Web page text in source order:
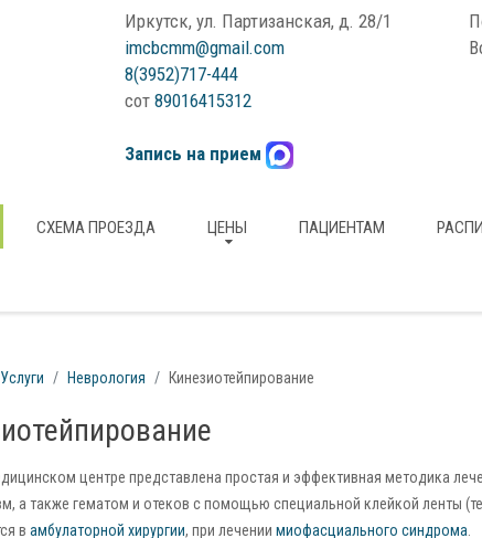
Иркутск, ул. Партизанская, д. 28/1
imcbcmm@gmail.com
8(3952)717-444
сот 89016415312
Запись на прием
СХЕМА ПРОЕЗДА ЦЕНЫ ПАЦИЕНТАМ
Услуги Неврология Кинезиотейпирование
центре представлена простая и эффективная методика
а также гематом и отеков с помощью специальной клейкой ленты
в амбулаторной хирургии, при лечении миофасциального синдрома